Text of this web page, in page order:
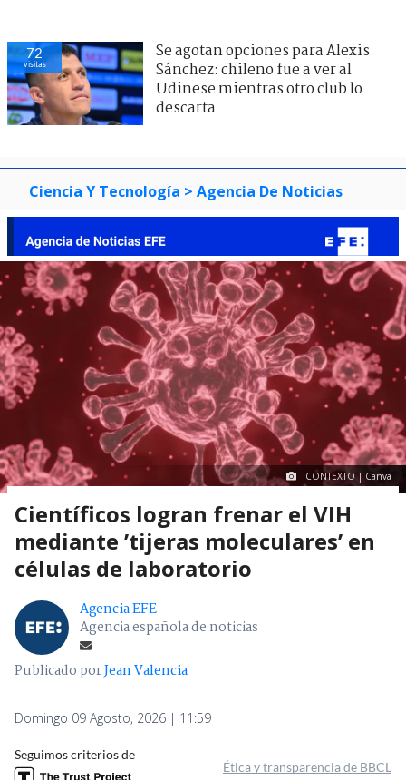
72
visitas
Se agotan opciones para Alexis
Sánchez: chileno fue a ver al
Udinese mientras otro club lo
descarta
Ciencia Y Tecnología > Agencia De Noticias
CONTEXTO | Canva
Científicos logran frenar el VIH
mediante ’tijeras moleculares’ en
células de laboratorio
Agencia EFE
Agencia española de noticias
Publicado porJean Valencia
Domingo 09 Agosto, 2026 | 11:59
Seguimos criterios de
Ética y transparencia de BBCL